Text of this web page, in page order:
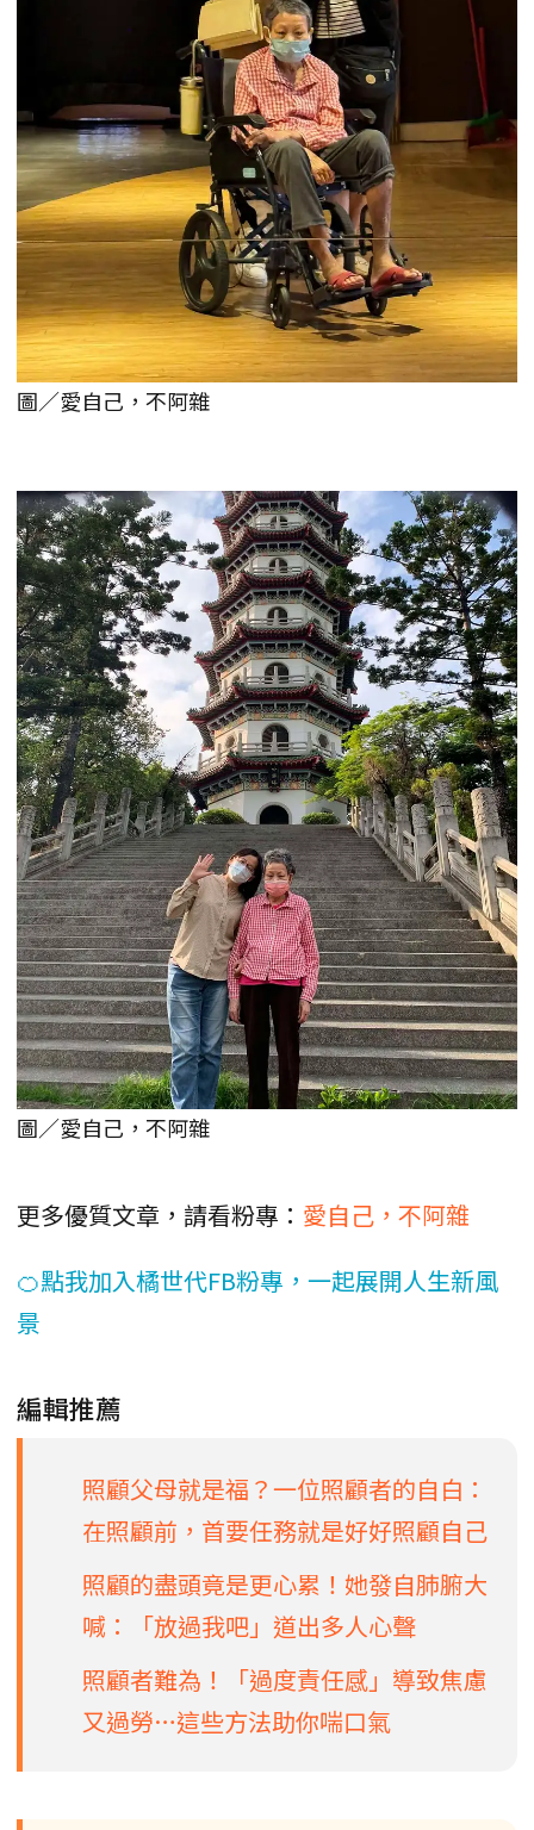
圖／愛自己，不阿雜
圖／愛自己，不阿雜
更多優質文章，請看粉專： 愛自己，不阿雜
🍊點我加入橘世代FB粉專，一起展開人生新風
景
編輯推薦
照顧父母就是福？一位照顧者的自白：
在照顧前，首要任務就是好好照顧自己
照顧的盡頭竟是更心累！她發自肺腑大
喊：「放過我吧」道出多人心聲
照顧者難為！「過度責任感」導致焦慮
又過勞…這些方法助你喘口氣